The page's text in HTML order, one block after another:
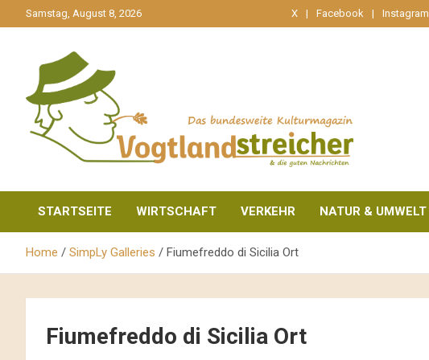
zum
Samstag, August 8, 2026 X Facebook Instagram
Vogtlandstreicher
STARTSEITE WIRTSCHAFT VERKEHR NATUR & UMWELT
Home SimpLy Galleries Fiumefreddo di Sicilia Ort
Fiumefreddo di Sicilia Ort